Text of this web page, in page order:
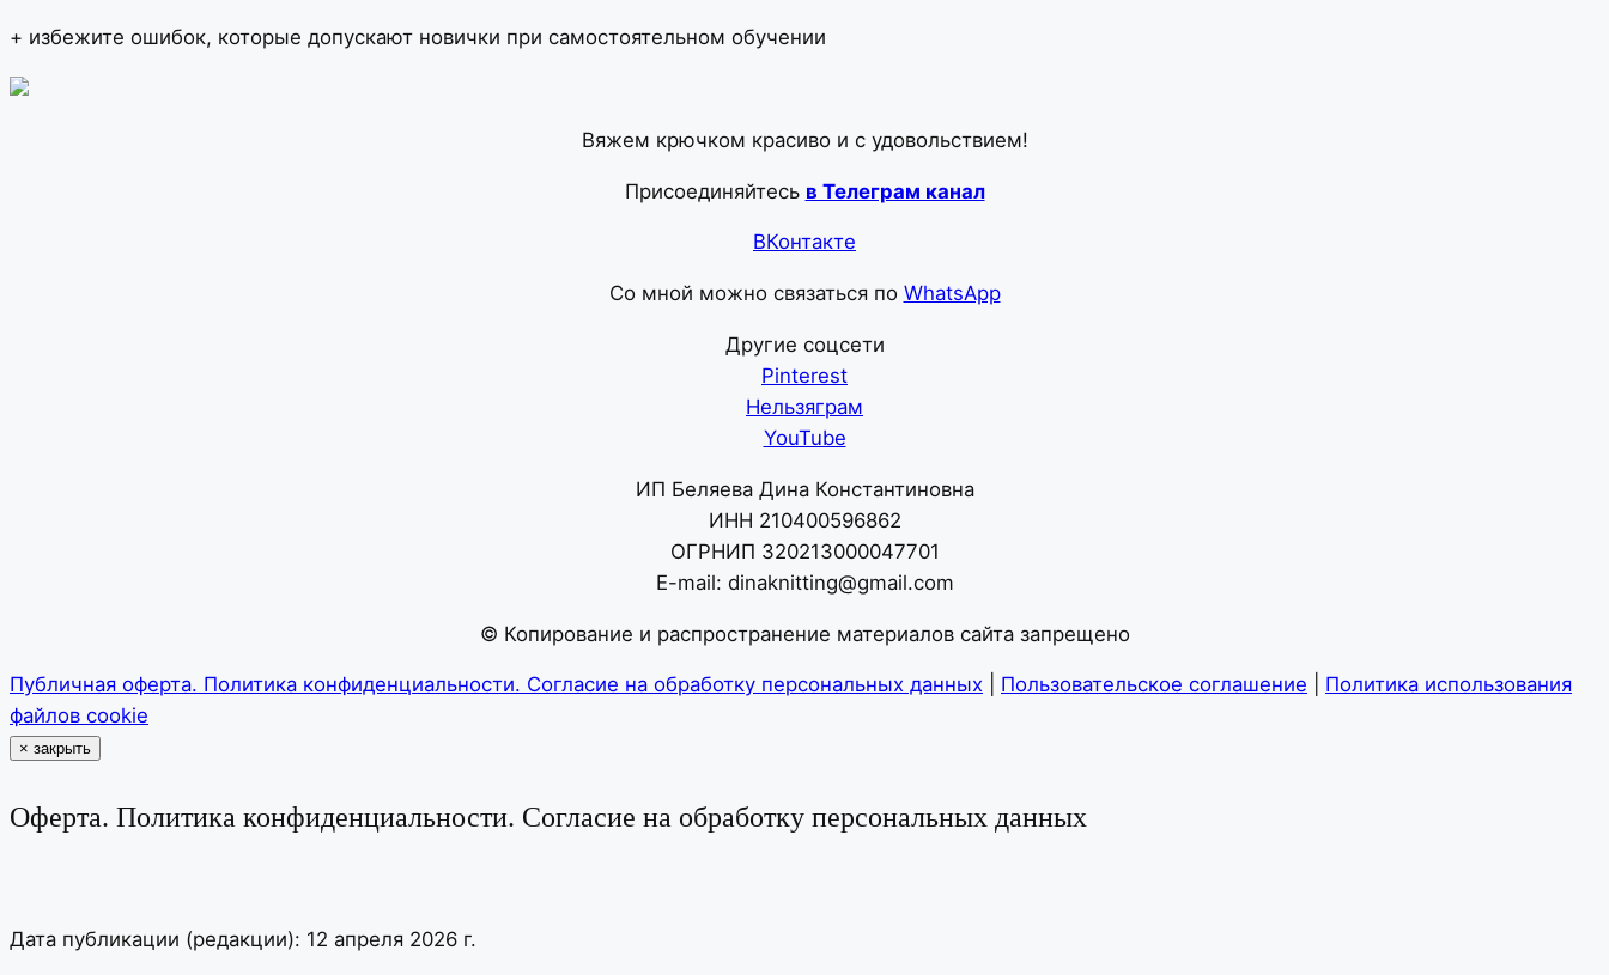
+ избежите ошибок, которые допускают новички при самостоятельном обучении
Вяжем крючком красиво и с удовольствием!
Присоединяйтесь в Телеграм канал
ВКонтакте
Со мной можно связаться по WhatsApp
Другие соцсети
Pinterest
Нельзяграм
YouTube
ИП Беляева Дина Константиновна
ИНН 210400596862
ОГРНИП 320213000047701
E-mail: dinaknitting@gmail.com
© Копирование и распространение материалов сайта запрещено
Публичная оферта. Политика конфиденциальности. Согласие на обработку персональных данных Пользовательское соглашение
Политика использования
файлов cookie
× закрыть
Оферта. Политика конфиденциальности. Согласие на обработку персональных данных
Дата публикации (редакции): 12 апреля 2026 г.